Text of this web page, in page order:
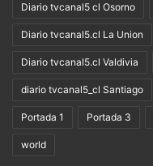
Diario tvcanal5 cl Osorno
Diario tvcanal5.cl La Union
Diario tvcanal5.cl Valdivia
diario tvcanal5_cl Santiago
Portada 1 Portada 3
world